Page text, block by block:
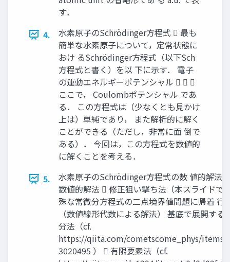
す．
4.
水素原子のSchrödinger方程式  最も
簡単な水素原子について，定常状態に
おけ るSchrödinger方程式（以下Sch
方程式と書く）を以 下に示す． 電子
の運動エネルギーポテンシャル   
ここで， Coulombポテンシャル であ
る． この方程式は（少なくとも見かけ
上は）単純であり， また解析的に解く
ことができる（ただし，非常に面 倒で
ある）． 今回は，この方程式を数値的
に解くことを考える．
5.
水素原子のSchrödinger方程式の数 値的解法
数値的解法  修正狙い撃ち法（本スライド
殊な常微分方程式の二点境界値問題に帰着 行
（数値線形代数による解法） 基底で展開する
分法（cf.
https://qiita.com/cometscome_phys/items/
3020495 ）  有限要素法（cf.